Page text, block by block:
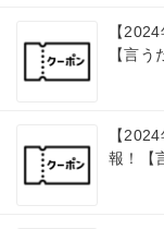
【
【言
【
報！【